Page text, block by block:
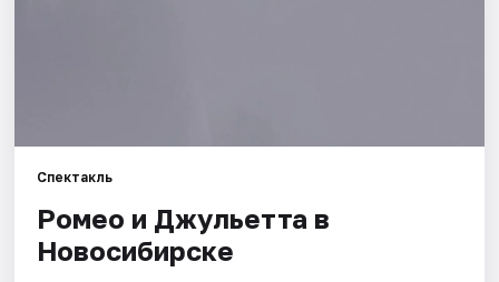
Спектакль
Ромео и Джульетта в
Новосибирске